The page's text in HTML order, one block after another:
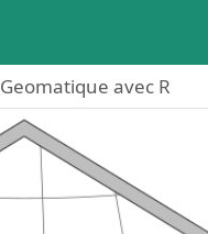
Geomatique avec R